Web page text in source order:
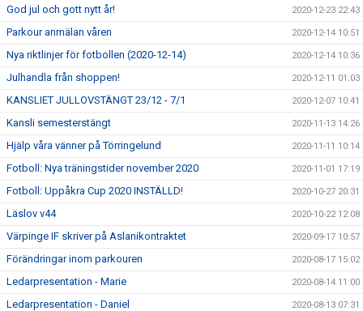
God jul och gott nytt år! 2020-12-23 22:43
Parkour anmälan våren 2020-12-14 10:51
Nya riktlinjer för fotbollen (2020-12-14) 2020-12-14 10:36
Julhandla från shoppen! 2020-12-11 01:03
KANSLIET JULLOVSTÄNGT 23/12 - 7/1 2020-12-07 10:41
Kansli semesterstängt 2020-11-13 14:26
Hjälp våra vänner på Törringelund 2020-11-11 10:14
Fotboll: Nya träningstider november 2020 2020-11-01 17:19
Fotboll: Uppåkra Cup 2020 INSTÄLLD! 2020-10-27 20:31
Läslov v44 2020-10-22 12:08
Värpinge IF skriver på Aslanikontraktet 2020-09-17 10:57
Förändringar inom parkouren 2020-08-17 15:02
Ledarpresentation - Marie 2020-08-14 11:00
Ledarpresentation - Daniel 2020-08-13 07:31